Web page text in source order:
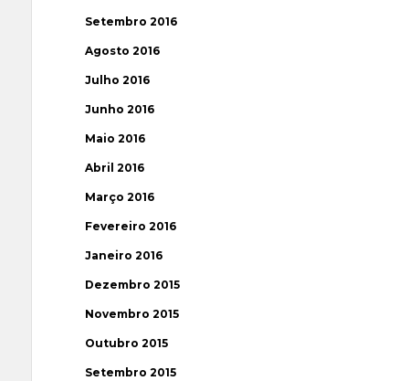
Setembro 2016
Agosto 2016
Julho 2016
Junho 2016
Maio 2016
Abril 2016
Março 2016
Fevereiro 2016
Janeiro 2016
Dezembro 2015
Novembro 2015
Outubro 2015
Setembro 2015